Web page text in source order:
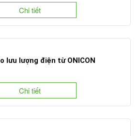
Chi tiết
lưu lượng điện từ ONICON
Chi tiết